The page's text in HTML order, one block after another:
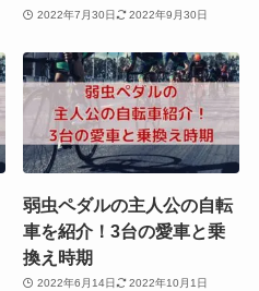
2022年7月30日 2022年9月30日
弱虫ペダルの主人公の自転
車を紹介！3台の愛車と乗
換え時期
2022年6月14日 2022年10月1日